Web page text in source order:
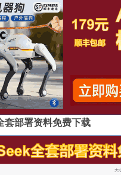
套部署资料免费下载